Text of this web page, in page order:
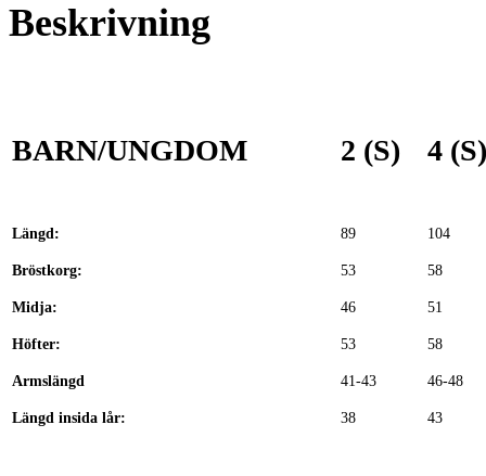
Beskrivning
BARN/UNGDOM 2 (S) 4 (S)
Längd: 89 104
Bröstkorg: 53 58
Midja: 46 51
Höfter: 53 58
Armslängd 41-43 46-48
Längd insida lår: 38 43